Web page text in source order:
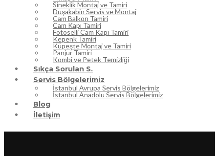
Sineklik Montaj ve Tamiri
Duşakabin Servis ve Montaj
Cam Balkon Tamiri
Cam Kapı Tamiri
Fotoselli Cam Kapı Tamiri
Kepenk Tamiri
Küpeşte Montaj ve Tamiri
Panjur Tamiri
Kombi ve Petek Temizliği
Sıkça Sorulan S.
Servis Bölgelerimiz
İstanbul Avrupa Servis Bölgelerimiz
İstanbul Anadolu Servis Bölgelerimiz
Blog
İletişim